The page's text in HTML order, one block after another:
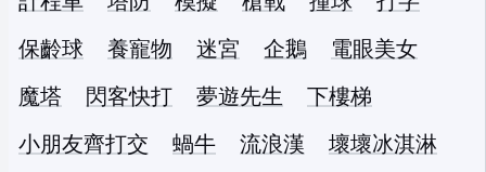
保齡球
養寵物 迷宮 企鵝
電眼美女
魔塔
閃客快打 夢遊先生
下樓梯
小朋友齊打交
蝸牛 流浪漢
壞壞冰淇淋